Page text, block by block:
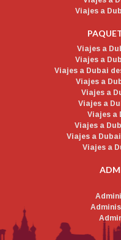
Viajes a
Viajes a
Viajes a
Viajes a Dubai
Viajes a
Viajes a
Viajes a
Viajes a
Viajes a
Viajes a
Viajes a